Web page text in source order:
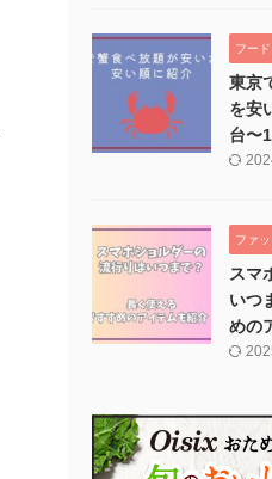
フード
東京
を安
台〜
ファ
スマ
いつ
めの